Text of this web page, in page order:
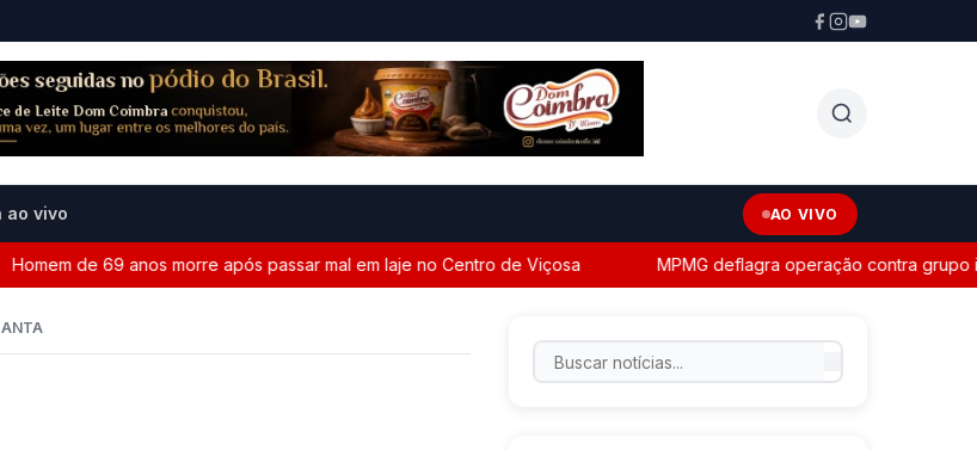
ao vivo AO VIVO
de 69 anos morre após passar mal em laje no Centro de Viçosa MPMG deflagra operação contra grupo
ANTA